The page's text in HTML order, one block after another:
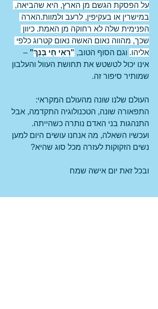
על הפסקת הגשם מן הארץ, היא שהביאה,
במישרין או בעקיפין, לרעב ולמוות.הארה
הפנימית שלה לא רחוקה מן האמת. כיוון
שכך, מהווה נאום האשה נאום קטרוג כלפי
אליהו. וגם הסוף הטוב, "רְאִי חַי בְּנֵךְ"
–
אינו יכול לטשטש את תחושת העוול והעלבון
שמותיר סיפור זה.
העולם שלנו שונה מהעולם המקראי:
התפאורה שונה, הטכנולוגיה התקדמה, אבל
התנהגות בני האדם נותרה כשהייתה.
ועכשיו השאלה, מה אנחנו עושים היום למען
נשים הזקוקות לעזרה מכל סוג שהיא?
ובכל זאת יום אישה שמח